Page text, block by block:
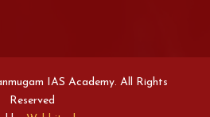
IAS Academy. All Rights
Reserved